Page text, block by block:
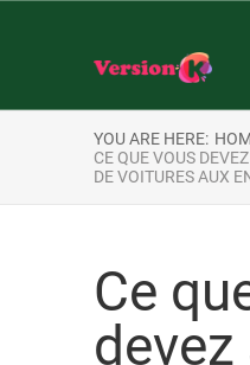
YOU ARE HERE:
CE QUE VOUS
DE VOITURES AUX
Ce